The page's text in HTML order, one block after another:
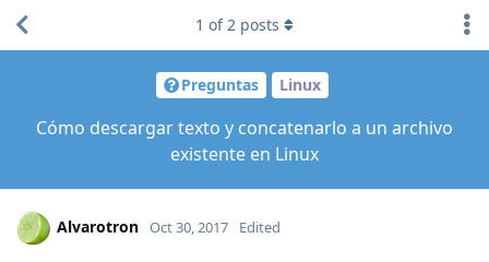
Preguntas Linux
Cómo descargar texto y concatenarlo a un archivo
existente en Linux
1 of2 posts
Alvarotron Oct 30, 2017 Edited